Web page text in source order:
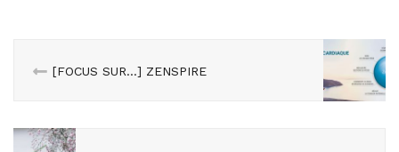
[FOCUS SUR…] ZENSPIRE